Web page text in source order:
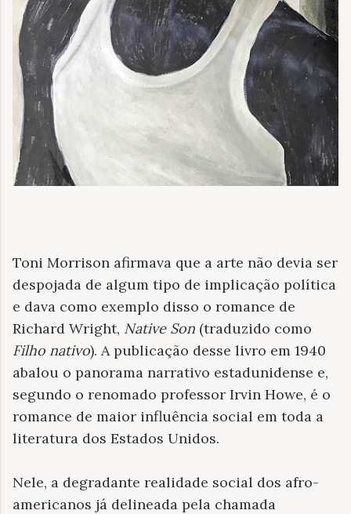
Toni Morrison afirmava que a arte não devia ser
despojada de algum tipo de implicação política
e dava como exemplo disso o romance de
Richard Wright, Native Son (traduzido como
Filho nativo). A publicação desse livro em 1940
abalou o panorama narrativo estadunidense e,
segundo o renomado professor Irvin Howe, é o
romance de maior influência social em toda a
literatura dos Estados Unidos.
Nele, a degradante realidade social dos afro-
americanos já delineada pela chamada